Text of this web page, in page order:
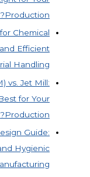
Production?
Chemical
Efficient
Handling
vs. Jet Mill:
for Your
Production?
Guide:
Hygienic